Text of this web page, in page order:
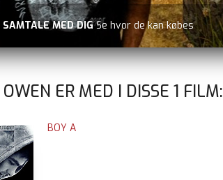
MED DIG Se hvor de kan købes
ER MED I DISSE 1 FILM:
BOY A